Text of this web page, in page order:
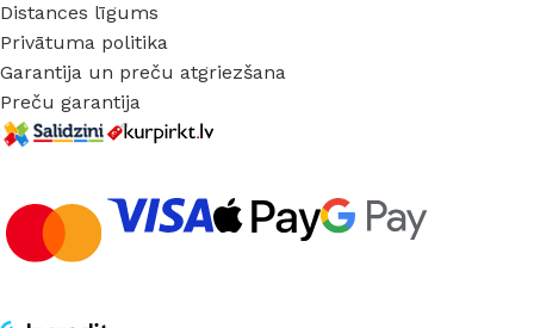
Distances līgums
Privātuma politika
Garantija un preču atgriezšana
Preču garantija